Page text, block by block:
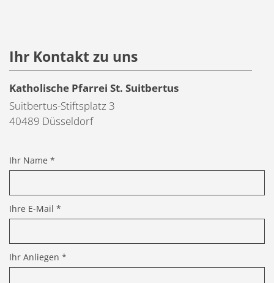
Ihr Name *
Ihre E-Mail *
Ihr Anliegen *
Ihr Kontakt zu uns
Katholische Pfarrei St. Suitbertus
Suitbertus-Stiftsplatz 3
40489 Düsseldorf